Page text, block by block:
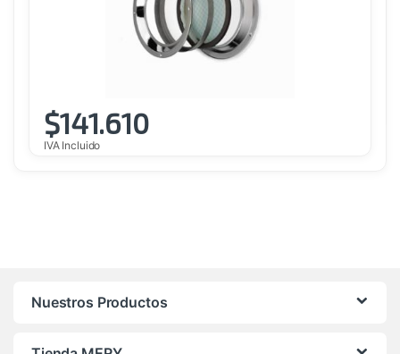
$141.610
IVA Incluido
Nuestros Productos